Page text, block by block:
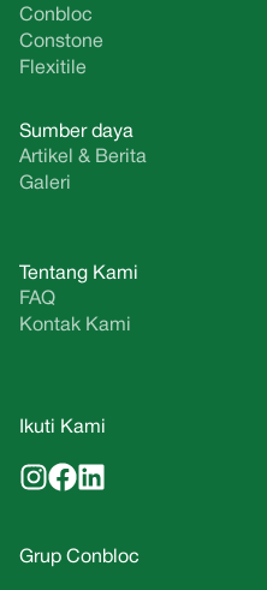
Conbloc
Constone
Flexitile
Tentang Kami
FAQ
Kontak Kami
Sumber daya
Artikel & Berita
Galeri
Ikuti Kami
Grup Conbloc